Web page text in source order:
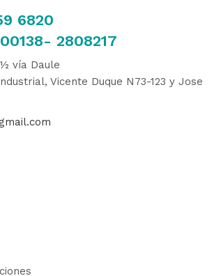
6820
2808217
vía Daule
Vicente Duque N73-123 y Jose